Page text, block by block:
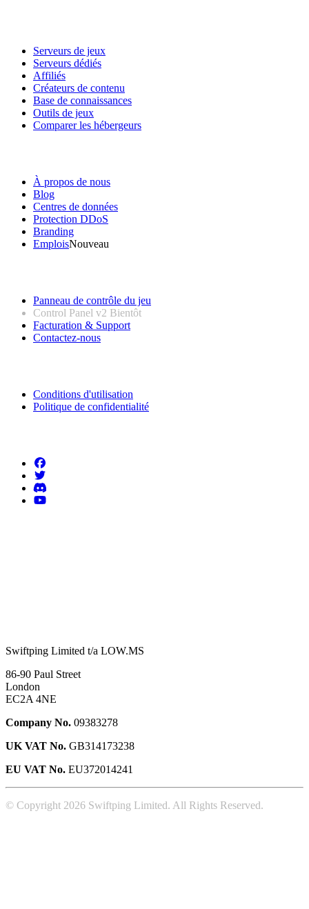
Serveurs de jeux
Serveurs dédiés
Affiliés
Créateurs de contenu
Base de connaissances
Outils de jeux
Comparer les hébergeurs
À propos de nous
Blog
Centres de données
Protection DDoS
Branding
EmploisNouveau
Panneau de contrôle du jeu
Control Panel v2 Bientôt
Facturation & Support
Contactez-nous
Conditions d'utilisation
Politique de confidentialité
Swiftping Limited t/a LOW.MS
86-90 Paul Street
London
EC2A 4NE
Company No. 09383278
UK VAT No. GB314173238
EU VAT No. EU372014241
© Copyright 2026 Swiftping Limited. All Rights Reserved.